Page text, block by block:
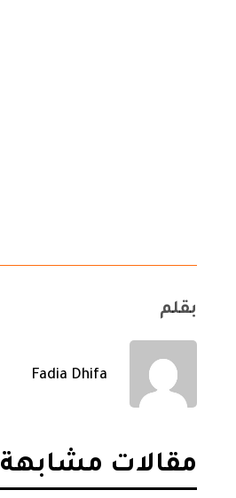
بقلم
Fadia Dhifa
مقالات مشابهة​